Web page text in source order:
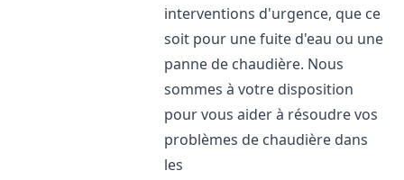
interventions d'urgence, que ce
soit pour une fuite d'eau ou une
panne de chaudière. Nous
sommes à votre disposition
pour vous aider à résoudre vos
problèmes de chaudière dans
les